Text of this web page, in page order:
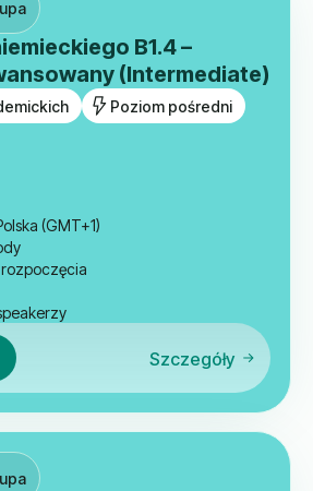
B1.4 –
(Intermediate)
Poziom pośredni
(GMT+1)
Szczegóły